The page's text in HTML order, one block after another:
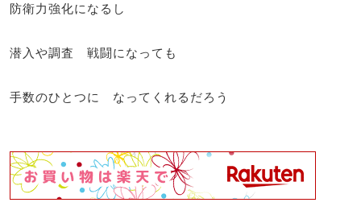
防衛力強化になるし
潜入や調査 戦闘になっても
手数のひとつに なってくれるだろう